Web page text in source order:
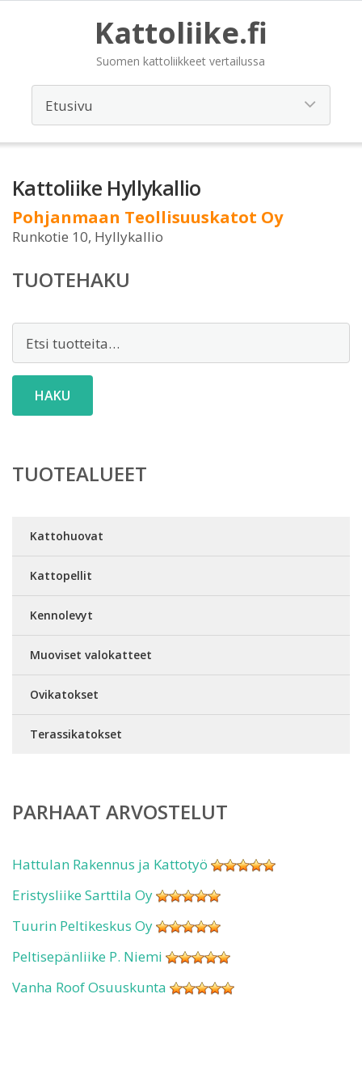
Kattoliike.fi
Suomen kattoliikkeet vertailussa
Kattoliike Hyllykallio
Pohjanmaan Teollisuuskatot Oy
Runkotie 10, Hyllykallio
TUOTEHAKU
HAKU
TUOTEALUEET
Kattohuovat
Kattopellit
Kennolevyt
Muoviset valokatteet
Ovikatokset
Terassikatokset
PARHAAT ARVOSTELUT
Hattulan Rakennus ja Kattotyö
Eristysliike Sarttila Oy
Tuurin Peltikeskus Oy
Peltisepänliike P. Niemi
Vanha Roof Osuuskunta